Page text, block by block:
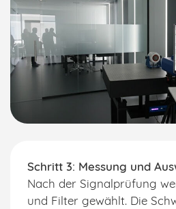
Schritt 3: Messung und
Nach der Signalprüfung
und Filter gewählt. Die